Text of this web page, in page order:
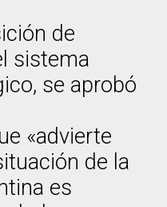
de
sistema
se aprobó
«advierte
de la
es